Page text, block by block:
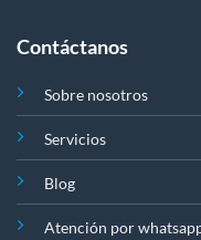
Contáctanos
Sobre nosotros
Servicios
Blog
Atención por